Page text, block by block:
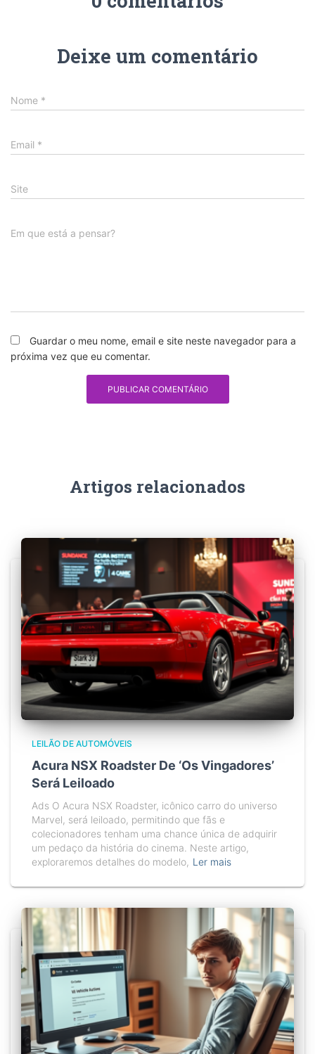
Deixe um comentário
Nome *
Email *
Site
Em que está a pensar?
Guardar o meu nome, email e site neste navegador para a
próxima vez que eu comentar.
Artigos relacionados
LEILÃO DE AUTOMÓVEIS
Acura NSX Roadster De ‘Os Vingadores’
Será Leiloado
Ads O Acura NSX Roadster, icônico carro do universo
Marvel, será leiloado, permitindo que fãs e
colecionadores tenham uma chance única de adquirir
um pedaço da história do cinema. Neste artigo,
exploraremos detalhes do modelo, Ler mais